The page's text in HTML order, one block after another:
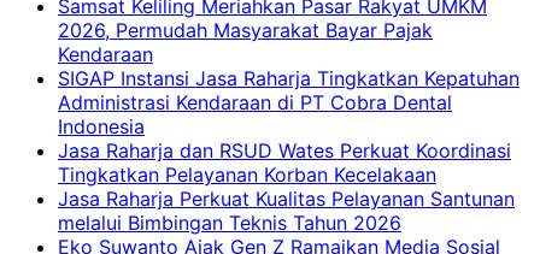
Samsat Keliling Meriahkan Pasar Rakyat UMKM
2026, Permudah Masyarakat Bayar Pajak
Kendaraan
SIGAP Instansi Jasa Raharja Tingkatkan Kepatuhan
Administrasi Kendaraan di PT Cobra Dental
Indonesia
Jasa Raharja dan RSUD Wates Perkuat Koordinasi
Tingkatkan Pelayanan Korban Kecelakaan
Jasa Raharja Perkuat Kualitas Pelayanan Santunan
melalui Bimbingan Teknis Tahun 2026
Eko Suwanto Ajak Gen Z Ramaikan Media Sosial